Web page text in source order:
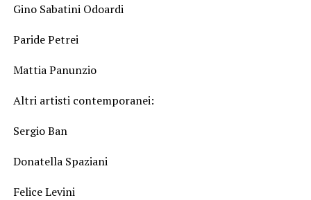
Gino Sabatini Odoardi
Paride Petrei
Mattia Panunzio
Altri artisti contemporanei:
Sergio Ban
Donatella Spaziani
Felice Levini